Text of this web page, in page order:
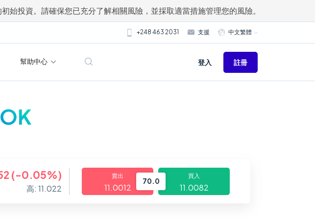
投資。請確保您已充分了解相關風險，並採取適當措施管理您的風險。
+248 463 2031 支援 中文繁體
幫助中心 登入 註冊
(-0.05%)
高: 11.022
賣出
11.0012
70.0
買入
11.0082